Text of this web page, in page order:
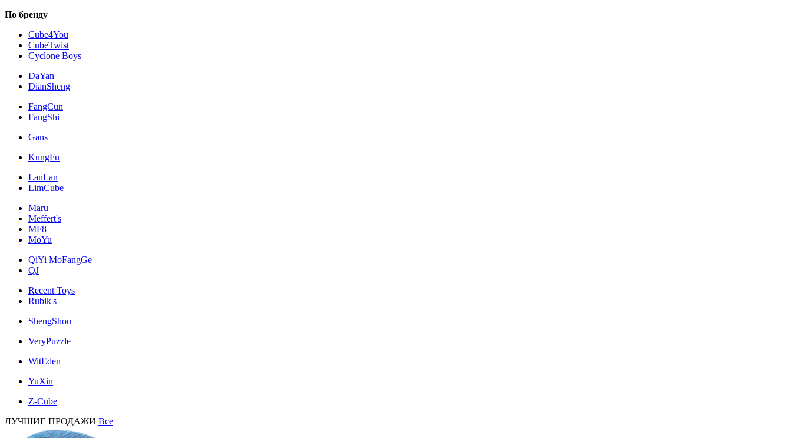
По бренду
Cube4You
CubeTwist
Cyclone Boys
DaYan
DianSheng
FangCun
FangShi
Gans
KungFu
LanLan
LimCube
Maru
Meffert's
MF8
MoYu
QiYi MoFangGe
QJ
Recent Toys
Rubik's
ShengShou
VeryPuzzle
WitEden
YuXin
Z-Cube
ЛУЧШИЕ ПРОДАЖИ Все